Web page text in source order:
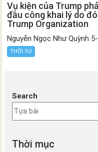
Vụ kiện của Trump
đầu công khai lý do
Trump Organization
Nguyễn Ngọc Như Quỳnh
THỜI SỰ
Search
Thời mục